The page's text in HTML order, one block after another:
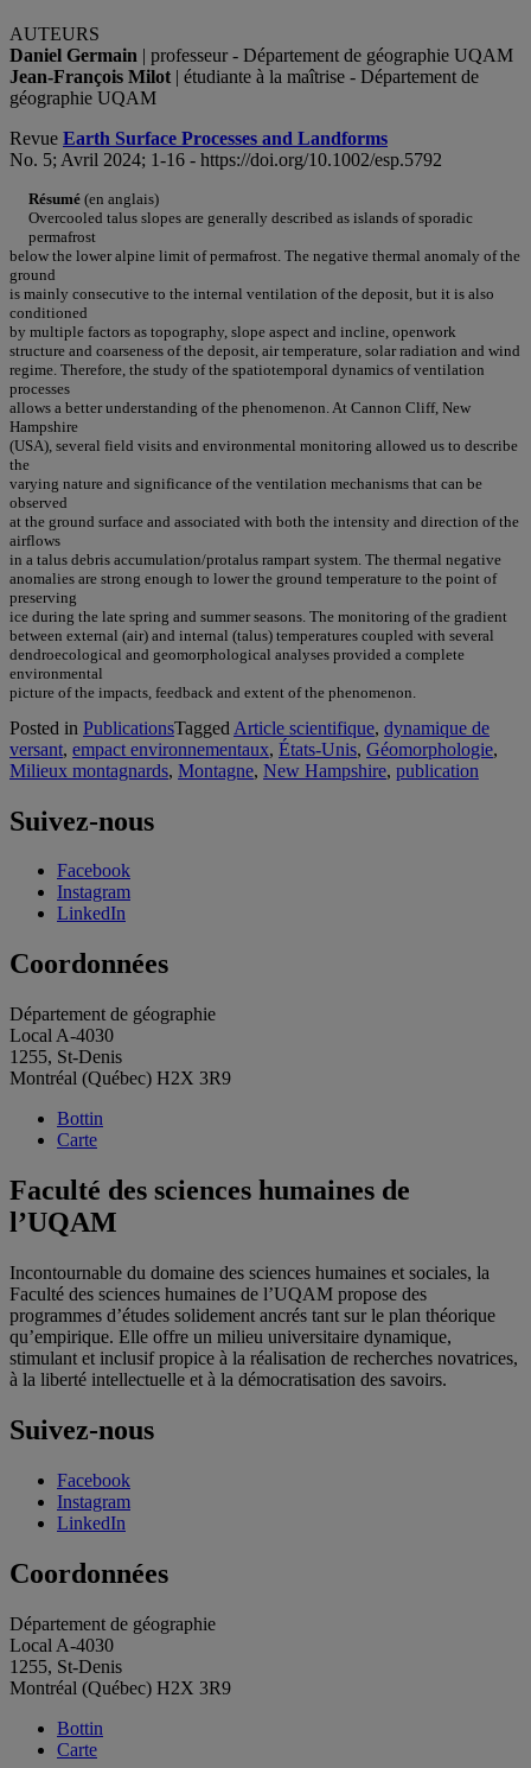
AUTEURS
Daniel Germain | professeur - Département de géographie UQAM
Jean-François Milot | étudiante à la maîtrise - Département de
géographie UQAM
Revue Earth Surface Processes and Landforms
No. 5; Avril 2024; 1-16 - https://doi.org/10.1002/esp.5792
Résumé (en anglais)
Overcooled talus slopes are generally described as islands of sporadic
permafrost
below the lower alpine limit of permafrost. The negative thermal anomaly of the
ground
is mainly consecutive to the internal ventilation of the deposit, but it is also
conditioned
by multiple factors as topography, slope aspect and incline, openwork
structure and coarseness of the deposit, air temperature, solar radiation and wind
regime. Therefore, the study of the spatiotemporal dynamics of ventilation
processes
allows a better understanding of the phenomenon. At Cannon Cliff, New
Hampshire
(USA), several field visits and environmental monitoring allowed us to describe
the
varying nature and significance of the ventilation mechanisms that can be
observed
at the ground surface and associated with both the intensity and direction of the
airflows
in a talus debris accumulation/protalus rampart system. The thermal negative
anomalies are strong enough to lower the ground temperature to the point of
preserving
ice during the late spring and summer seasons. The monitoring of the gradient
between external (air) and internal (talus) temperatures coupled with several
dendroecological and geomorphological analyses provided a complete
environmental
picture of the impacts, feedback and extent of the phenomenon.
Posted in PublicationsTagged Article scientifique, dynamique de
versant, empact environnementaux, États-Unis, Géomorphologie,
Milieux montagnards, Montagne, New Hampshire, publication
Suivez-nous
Facebook
Instagram
LinkedIn
Coordonnées
Département de géographie
Local A-4030
1255, St-Denis
Montréal (Québec) H2X 3R9
Bottin
Carte
Faculté des sciences humaines de
l’UQAM
Incontournable du domaine des sciences humaines et sociales, la
Faculté des sciences humaines de l’UQAM propose des
programmes d’études solidement ancrés tant sur le plan théorique
qu’empirique. Elle offre un milieu universitaire dynamique,
stimulant et inclusif propice à la réalisation de recherches novatrices,
à la liberté intellectuelle et à la démocratisation des savoirs.
Suivez-nous
Facebook
Instagram
LinkedIn
Coordonnées
Département de géographie
Local A-4030
1255, St-Denis
Montréal (Québec) H2X 3R9
Bottin
Carte